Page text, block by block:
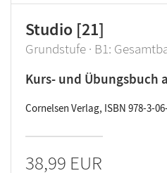
Studio [21]
Grundstufe · B1:
Kurs- und Übungsbuch
Cornelsen Verlag, ISBN 978-3-
38,99 EUR